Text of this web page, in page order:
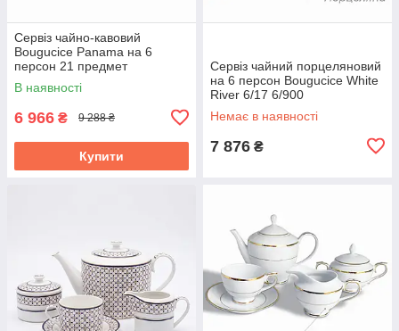
Сервіз чайно-кавовий
Bougucice Panama на 6
персон 21 предмет
В наявності
6 966 ₴ 9 288 ₴
Купити
Сервіз чайний порцеляновий
на 6 персон Bougucice White
River 6/17 6/900
Немає в наявності
7 876 ₴